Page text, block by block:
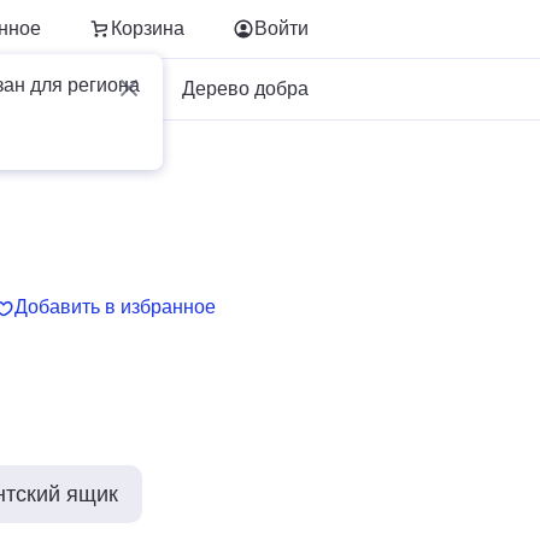
Корзина
для региона
Войти
Для бизнеса Дерево добра
Добавить в избранное
ящик